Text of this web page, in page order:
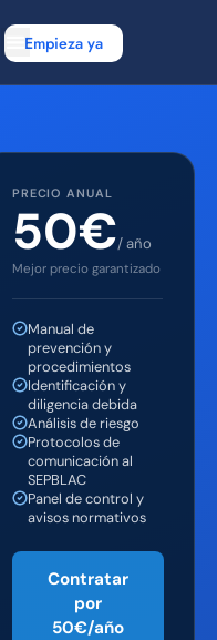
Empieza ya
PRECIO ANUAL
50€/ año
Mejor precio garantizado
Manual de
prevención y
procedimientos
Identificación y
diligencia debida
Análisis de riesgo
Protocolos de
comunicación al
SEPBLAC
Panel de control y
avisos normativos
Contratar
por
50€/año